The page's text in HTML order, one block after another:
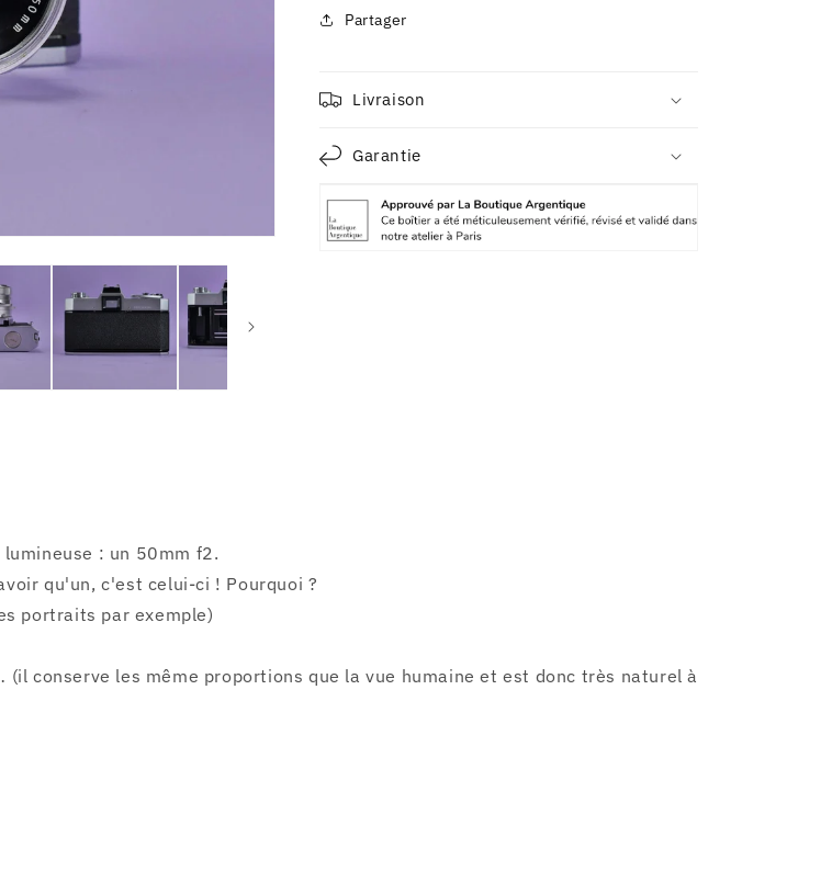
Partager
Livraison
Garantie
: un 50mm f2.
qu'un, c'est celui-ci ! Pourquoi ?
portraits par exemple)
conserve les même proportions que la vue humaine et est donc très naturel à